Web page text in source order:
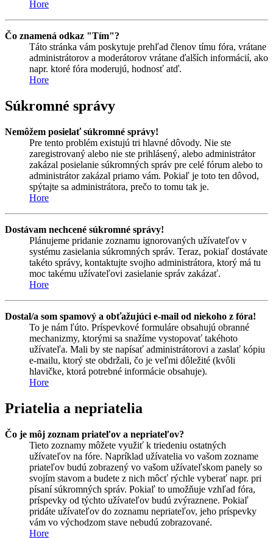
Hore
Čo znamená odkaz "Tím"?
Táto stránka vám poskytuje prehľad členov tímu fóra, vrátane
administrátorov a moderátorov vrátane ďalších informácií, ako
napr. ktoré fóra moderujú, hodnosť atď.
Hore
Súkromné správy
Nemôžem posielať súkromné správy!
Pre tento problém existujú tri hlavné dôvody. Nie ste
zaregistrovaný alebo nie ste prihlásený, alebo administrátor
zakázal posielanie súkromných správ pre celé fórum alebo to
administrátor zakázal priamo vám. Pokiaľ je toto ten dôvod,
spýtajte sa administrátora, prečo to tomu tak je.
Hore
Dostávam nechcené súkromné správy!
Plánujeme pridanie zoznamu ignorovaných užívateľov v
systému zasielania súkromných správ. Teraz, pokiaľ dostávate
takéto správy, kontaktujte svojho administrátora, ktorý má tu
moc takému užívateľovi zasielanie správ zakázať.
Hore
Dostal/a som spamový a obťažujúci e-mail od niekoho z fóra!
To je nám ľúto. Príspevkové formuláre obsahujú obranné
mechanizmy, ktorými sa snažíme vystopovať takéhoto
užívateľa. Mali by ste napísať administrátorovi a zaslať kópiu
e-mailu, ktorý ste obdržali, čo je veľmi dôležité (kvôli
hlavičke, ktorá potrebné informácie obsahuje).
Hore
Priatelia a nepriatelia
Čo je môj zoznam priateľov a nepriateľov?
Tieto zoznamy môžete využiť k triedeniu ostatných
užívateľov na fóre. Napríklad užívatelia vo vašom zozname
priateľov budú zobrazený vo vašom užívateľskom panely so
svojím stavom a budete z nich môcť rýchle vyberať napr. pri
písaní súkromných správ. Pokiaľ to umožňuje vzhľad fóra,
príspevky od týchto užívateľov budú zvýraznene. Pokiaľ
pridáte užívateľov do zoznamu nepriateľov, jeho príspevky
vám vo východzom stave nebudú zobrazované.
Hore